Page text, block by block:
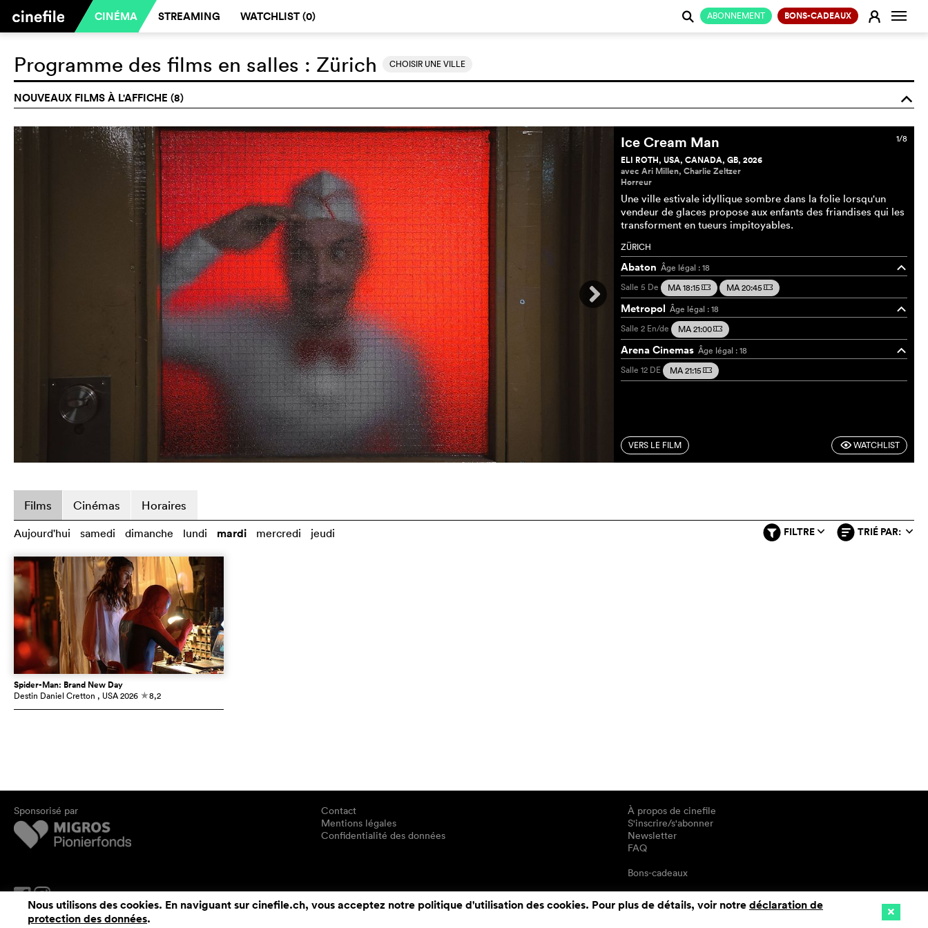
CINÉMA STREAMING WATCHLIST (0) ABONNEMENT BONS-CADEAUX E
j
Programme des films en salles : Zürich CHOISIR UNE VILLE
NOUVEAUX FILMS À L'AFFICHE (8) o
1/8
Ice Cream Man
ELI ROTH, USA, CANADA, GB, 2026
avec Ari Millen, Charlie Zeltzer
Horreur
Une ville estivale idyllique sombre dans la folie lorsqu'un
vendeur de glaces propose aux enfants des friandises qui les
transforment en tueurs impitoyables.
ZÜRICH
Abaton Âge légal : 18
o
Salle 5 De MA 18:15 m MA 20:45 m
Metropol Âge légal : 18
o
Salle 2 En/de MA 21:00m
Arena Cinemas Âge légal : 18
o
Salle 12 DE MA 21:15 m
VERS LE FILM FWATCHLIST
Films Cinémas Horaires
FILTRE q TRIÉ PAR: q
Aujourd'hui samedi dimanche lundi mardi mercredi jeudi
Spider-Man: Brand New Day
Destin Daniel Cretton , USA2026 c8,2
Sponsorisé par
Contact
Mentions légales
Confidentialité des données
À propos de cinefile
S'inscrire/s'abonner
Newsletter
FAQ
Bons-cadeaux
Nous utilisons des cookies. En naviguant sur cinefile.ch, vous acceptez notre politique d'utilisation des cookies. Pour plus de détails, voir notredéclaration de
protection des données.